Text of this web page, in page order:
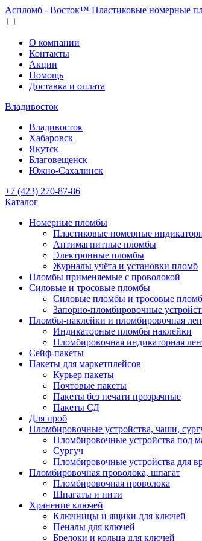
Аспломб - Восток™ Пластиковые номерные
О компании
Контакты
Акции
Помощь
Доставка и оплата
Владивосток
Владивосток
Хабаровск
Якутск
Благовещенск
Южно-Сахалинск
+7 (423) 270-87-86
Каталог
Номерные пломбы
Пластиковые номерные
Антимагнитные пломбы
Электронные пломбы
Журналы учёта и установки пломб
Пломбы применяемые с проволокой
Силовые и тросовые пломбы
Силовые пломбы и тросовые
Запорно-пломбировочные
Пломбы-наклейки и пломбировочная
Индикаторные пломбы наклейки
Пломбировочная индикаторная
Сейф-пакеты
Пакеты для маркетплейсов
Курьер пакеты
Почтовые пакеты
Пакеты без печати прозрачные
Пакеты СД
Для проб
Пломбировочные устройства, чаши,
Пломбировочные устройства под
Сургуч
Пломбировочные устройства для
Пломбировочная проволока, шпагат
Пломбировочная проволока
Шпагаты и нити
Хранение ключей
Ключницы и ящики для ключей
Пеналы для ключей
Брелоки и кольца для ключей